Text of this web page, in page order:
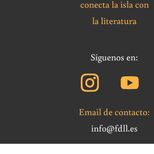
conecta la isla con
la literatura
Síguenos en:
Email de contacto:
info@fdll.es